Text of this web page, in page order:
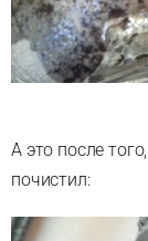
А это после
почистил: